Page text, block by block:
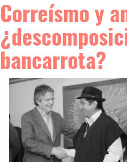
Correísmo y
bancarrota?